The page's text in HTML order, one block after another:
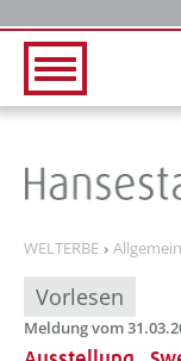
WELTERBE
Vorlesen
Meldung vom